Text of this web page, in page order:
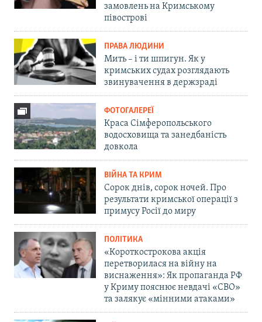
замовлень на Кримському
півострові
ПРАВА ЛЮДИНИ
Мить – і ти шпигун. Як у
кримських судах розглядають
звинувачення в держзраді
ФОТОГАЛЕРЕЇ
Краса Сімферопольського
водосховища та занедбаність
довкола
ВІЙНА ТА КРИМ
Сорок днів, сорок ночей. Про
результати кримської операції з
примусу Росії до миру
ПОЛІТИКА
«Короткострокова акція
перетворилася на війну на
виснаження»: Як пропаганда РФ
у Криму пояснює невдачі «СВО»
та залякує «мінними атаками»